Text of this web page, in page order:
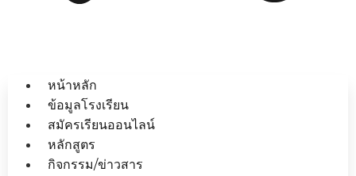
หน้าหลัก
ข้อมูลโรงเรียน
สมัครเรียนออนไลน์
หลักสูตร
กิจกรรม/ข่าวสาร